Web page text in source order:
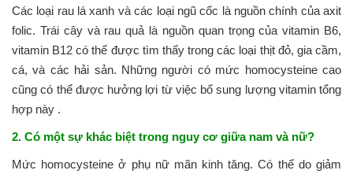
Các loại rau lá xanh và các loại ngũ cốc là nguồn chính của axit
folic. Trái cây và rau quả là nguồn quan trọng của vitamin B6,
vitamin B12 có thể được tìm thấy trong các loại thịt đỏ, gia cầm,
cá, và các hải sản. Những người có mức homocysteine ​​cao
cũng có thể được hưởng lợi từ việc bổ sung lượng vitamin tổng
hợp này .
2. Có một sự khác biệt trong nguy cơ giữa nam và nữ?
Mức homocysteine ​​ở phụ nữ mãn kinh tăng. Có thể do giảm